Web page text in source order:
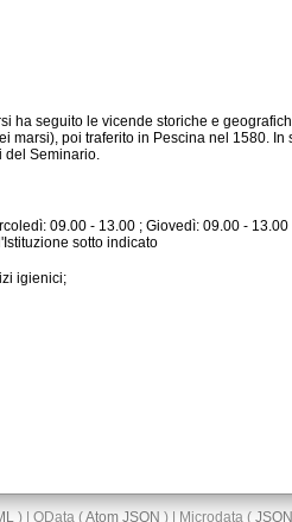
del Seminario.
sotto indicato
igienici;
) | OData (Atom JSON ) | Microdata ( JSON